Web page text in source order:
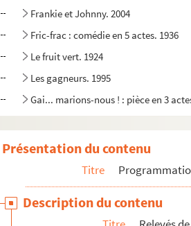
Frankie et Johnny. 2004
Fric-frac : comédie en 5 actes. 1936
Le fruit vert. 1924
Les gagneurs. 1995
Gai... marions-nous ! : pièce en 3
La gamine : comédie en 4 actes. 1911
Le garçon d'appartement. 1980
La garçonnière. 1898
Un gentilhomme : comédie en 1 acte.
Présentation du contenu
Titre
Description du contenu